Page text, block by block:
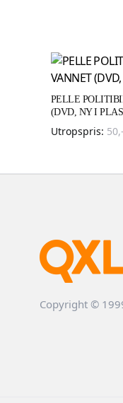
PELLE
(DVD, NY I
Utropspris: 50,-
Copyright ©